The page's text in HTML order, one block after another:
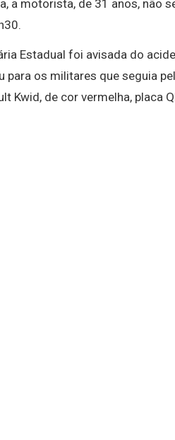
a motorista, de 31 anos, não
Estadual foi avisada do
os militares que seguia
Kwid, de cor vermelha, placa